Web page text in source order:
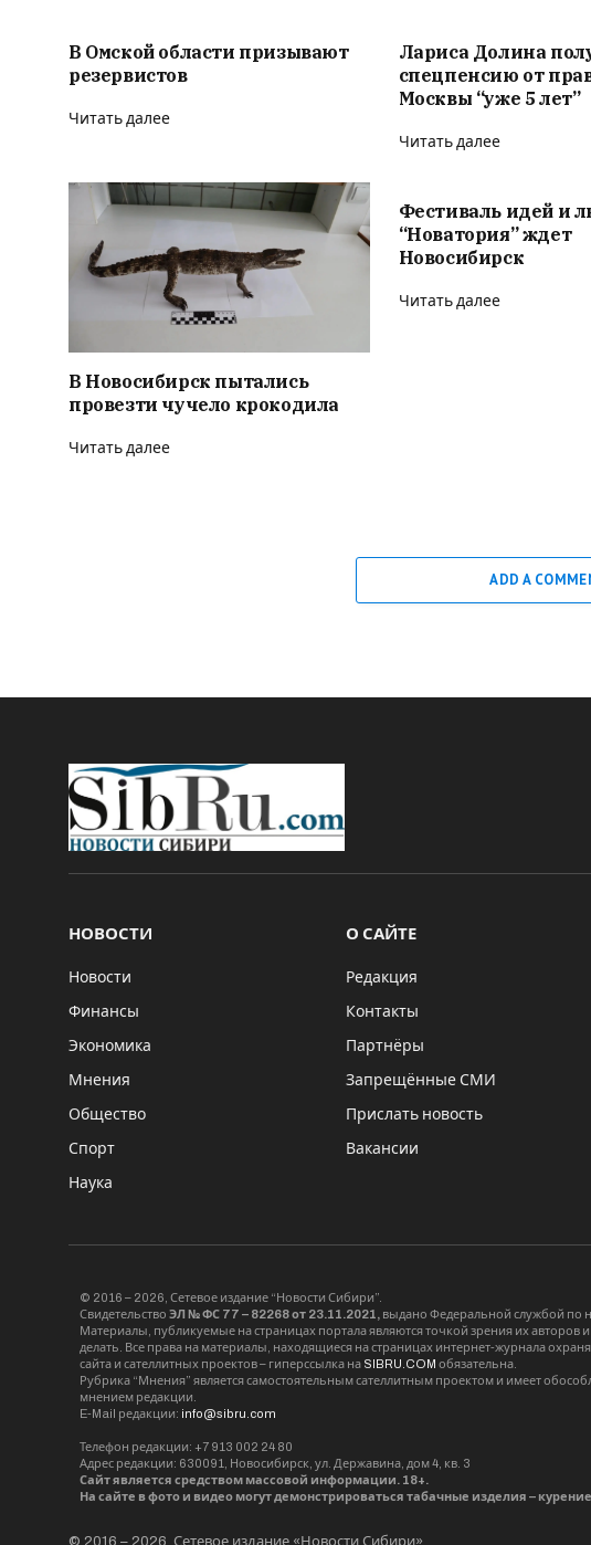
В Омской области призывают
резервистов
Читать далее
Лариса Долина
спецпенсию от
Москвы “уже 5 лет”
Читать далее
В Новосибирск пытались
провезти чучело крокодила
Читать далее
Фестиваль идей и
“Новатория” ждет
Новосибирск
Читать далее
ADD A
НОВОСТИ
Новости
Финансы
Экономика
Мнения
Общество
Спорт
Наука
О САЙТЕ
Редакция
Контакты
Партнёры
Запрещённые СМИ
Прислать новость
Вакансии
© 2016 – 2026, Сетевое издание “Новости Сибири”.
Свидетельство ЭЛ № ФС 77 – 82268 от 23.11.2021, выдано Федеральной службой по
Материалы, публикуемые на страницах портала являются точкой зрения их авторов
делать. Все права на материалы, находящиеся на страницах интернет-журнала
сайта и сателлитных проектов – гиперссылка на SIBRU.COM обязательна.
Рубрика “Мнения” является самостоятельным сателлитным проектом и имеет
мнением редакции.
E-Mail редакции: info@sibru.com
Телефон редакции: +7 913 002 24 80
Адрес редакции: 630091, Новосибирск, ул. Державина, дом 4, кв. 3
Сайт является средством массовой информации. 18+.
На сайте в фото и видео могут демонстрироваться табачные изделия –
© 2016 – 2026, Сетевое издание «Новости Сибири».